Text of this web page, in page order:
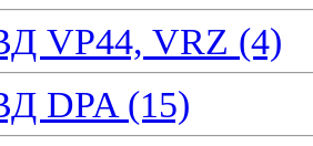
VP44, VRZ (4)
DPA (15)